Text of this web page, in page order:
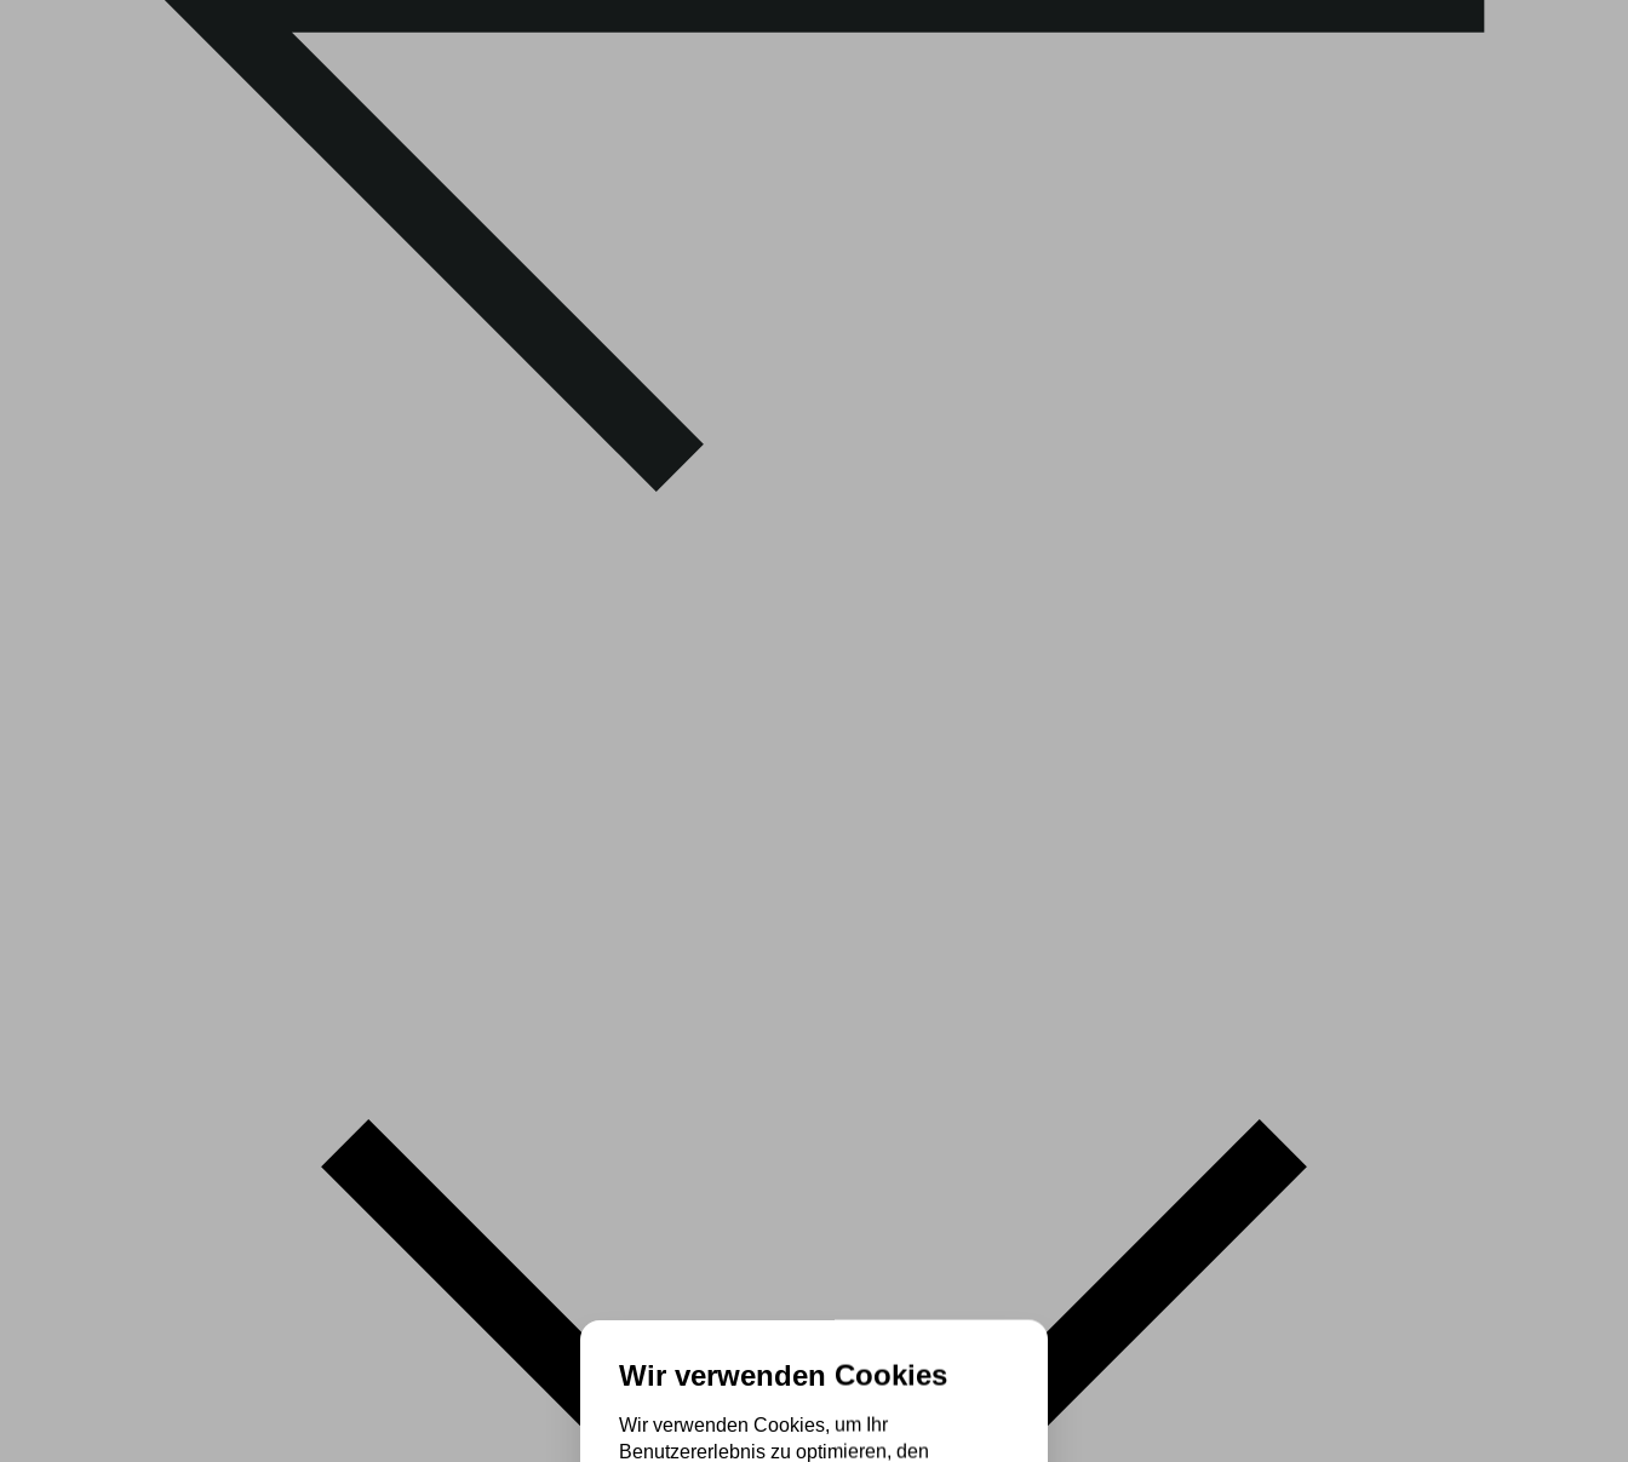
Wir verwenden Cookies
Wir verwenden Cookies, um Ihr
Benutzererlebnis zu optimieren, den